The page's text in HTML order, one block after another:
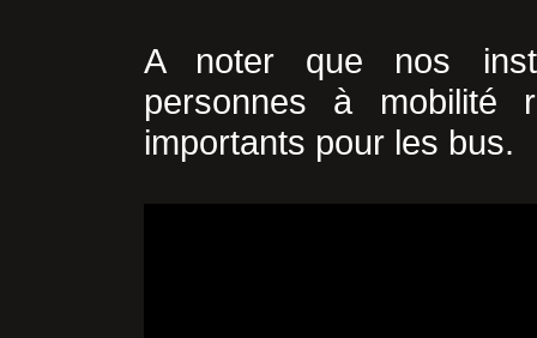
A noter que nos
personnes à mobilité
importants pour les bus.